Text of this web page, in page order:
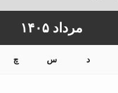
مرداد ۱۴۰۵
د س چ